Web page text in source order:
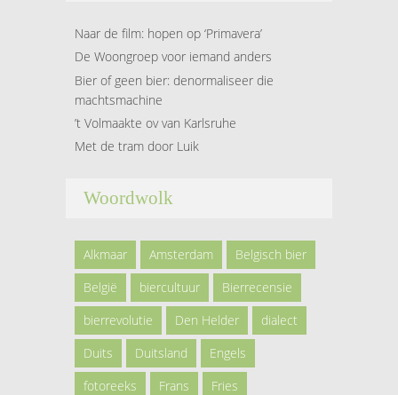
Naar de film: hopen op ‘Primavera’
De Woongroep voor iemand anders
Bier of geen bier: denormaliseer die
machtsmachine
’t Volmaakte ov van Karlsruhe
Met de tram door Luik
Woordwolk
Alkmaar Amsterdam
Belgisch bier
België
biercultuur
Bierrecensie
bierrevolutie
Den Helder
dialect
Duits
Duitsland
Engels
fotoreeks
Frans
Fries